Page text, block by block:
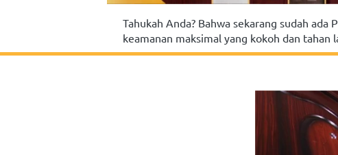
Tahukah Anda? Bahwa sekarang sudah
keamanan maksimal yang kokoh dan tahan